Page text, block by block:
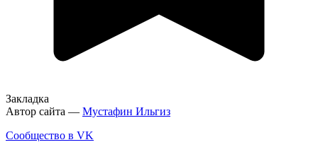
Закладка
Автор сайта — Мустафин Ильгиз
Сообщество в VK